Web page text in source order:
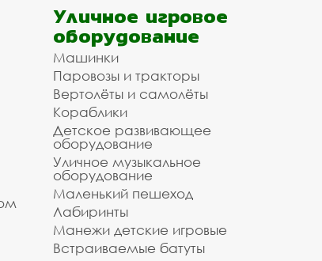
Уличное игровое
оборудование
Машинки
Паровозы и тракторы
Вертолёты и самолёты
Кораблики
Детское развивающее
оборудование
Уличное музыкальное
оборудование
Маленький пешеход
Лабиринты
Манежи детские игровые
Встраиваемые батуты